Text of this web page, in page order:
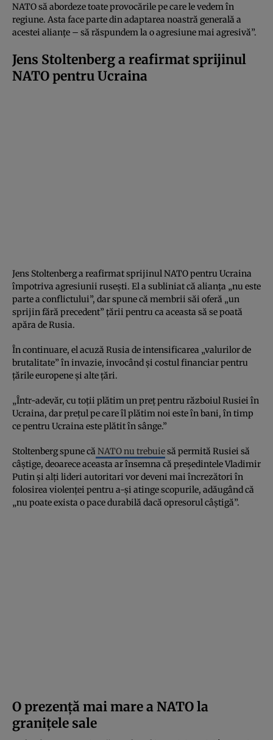
NATO să abordeze toate provocările pe care le vedem în
regiune. Asta face parte din adaptarea noastră generală a
acestei alianțe – să răspundem la o agresiune mai agresivă”.
Jens Stoltenberg a reafirmat sprijinul
NATO pentru Ucraina
Jens Stoltenberg a reafirmat sprijinul NATO pentru Ucraina
împotriva agresiunii rusești. El a subliniat că alianța „nu este
parte a conflictului”, dar spune că membrii săi oferă „un
sprijin fără precedent” țării pentru ca aceasta să se poată
apăra de Rusia.
În continuare, el acuză Rusia de intensificarea „valurilor de
brutalitate” în invazie, invocând și costul financiar pentru
țările europene și alte țări.
„Într-adevăr, cu toții plătim un preț pentru războiul Rusiei în
Ucraina, dar prețul pe care îl plătim noi este în bani, în timp
ce pentru Ucraina este plătit în sânge.”
Stoltenberg spune că NATO nu trebuiesă permită Rusiei să
câștige, deoarece aceasta ar însemna că președintele Vladimir
Putin și alți lideri autoritari vor deveni mai încrezători în
folosirea violenței pentru a-și atinge scopurile, adăugând că
„nu poate exista o pace durabilă dacă opresorul câștigă”.
O prezență mai mare a NATO la
granițele sale